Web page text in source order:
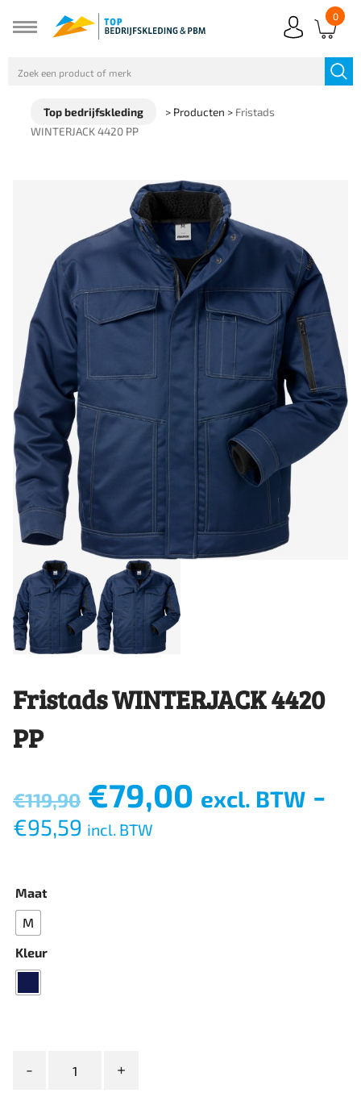
0
Top bedrijfskleding > Producten > Fristads
WINTERJACK 4420 PP
Fristads WINTERJACK 4420
PP
€119,90 Oorspronkelijke
prijs
was:
€79,00 Huidige
prijs
excl. BTW -
€95,59 incl. BTW
Maat
M
Kleur
WINTERJACK